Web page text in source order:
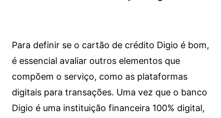
Para definir se o cartão de crédito Digio é bom,
é essencial avaliar outros elementos que
compõem o serviço, como as plataformas
digitais para transações. Uma vez que o banco
Digio é uma instituição financeira 100% digital,